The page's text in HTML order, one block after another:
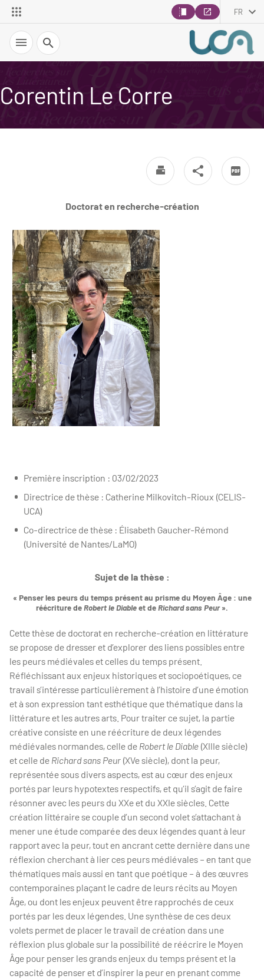
FR
Recherche
Corentin Le Corre
Doctorat en recherche-création
Première inscription : 03/02/2023
Directrice de thèse : Catherine Milkovitch-Rioux (CELIS-
UCA)
Co-directrice de thèse : Élisabeth Gaucher-Rémond
(Université de Nantes/LaMO)
Sujet de la thèse :
« Penser les peurs du temps présent au prisme du Moyen Âge : une
réécriture deRobert le Diableet deRichard sans Peur».
Cette thèse de doctorat en recherche-création en littérature
se propose de dresser et d’explorer des liens possibles entre
les peurs médiévales et celles du temps présent.
Réfléchissant aux enjeux historiques et sociopoétiques, ce
travail s’intéresse particulièrement à l’histoire d’une émotion
et à son expression tant esthétique que thématique dans la
littérature et les autres arts. Pour traiter ce sujet, la partie
créative consiste en une réécriture de deux légendes
médiévales normandes, celle de Robert le Diable (XIIIe siècle)
et celle de Richard sans Peur (XVe siècle), dont la peur,
représentée sous divers aspects, est au cœur des enjeux
portés par leurs hypotextes respectifs, et qu’il s’agit de faire
résonner avec les peurs du XXe et du XXIe siècles. Cette
création littéraire se couple d’un second volet s’attachant à
mener une étude comparée des deux légendes quant à leur
rapport avec la peur, tout en ancrant cette dernière dans une
réflexion cherchant à lier ces peurs médiévales – en tant que
thématiques mais aussi en tant que poétique – à des œuvres
contemporaines plaçant le cadre de leurs récits au Moyen
Âge, ou dont les enjeux peuvent être rapprochés de ceux
portés par les deux légendes. Une synthèse de ces deux
volets permet de placer le travail de création dans une
réflexion plus globale sur la possibilité de réécrire le Moyen
Âge pour penser les grands enjeux du temps présent et la
capacité de penser et d’inspirer la peur en prenant comme